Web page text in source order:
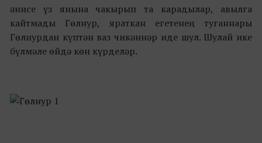
әнисе үз янына чакырып та карадылар, авылга
кайтмады Гөлнур, яраткан егетенең туганнары
Гөлнурдан күптән ваз чикәннәр иде шул. Шулай ике
бүлмәле өйдә көн күрделәр.